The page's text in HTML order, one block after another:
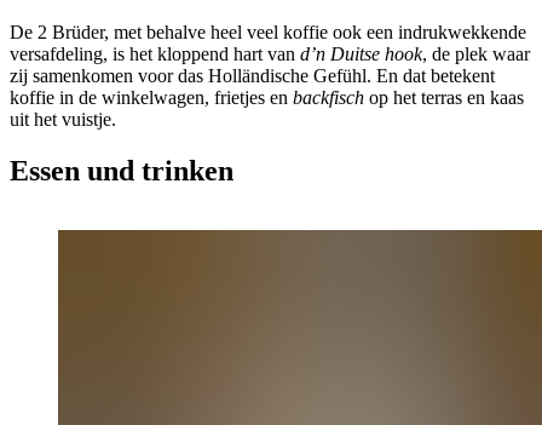
De 2 Brüder, met behalve heel veel koffie ook een indrukwekkende
versafdeling, is het kloppend hart van d’n Duitse hook, de plek waar
zij samenkomen voor das Holländische Gefühl. En dat betekent
koffie in de winkelwagen, frietjes en backfisch op het terras en kaas
uit het vuistje.
Essen und trinken